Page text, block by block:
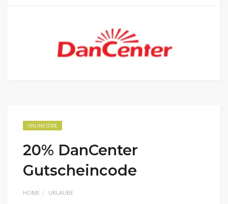
ONLINE CODE
20% DanCenter
Gutscheincode
HOME URLAUBE